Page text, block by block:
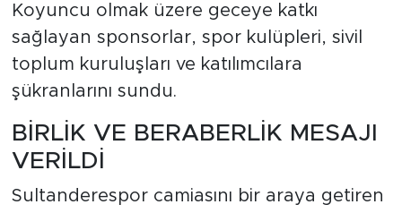
Koyuncu olmak üzere geceye katkı
sağlayan sponsorlar, spor kulüpleri, sivil
toplum kuruluşları ve katılımcılara
şükranlarını sundu.
BİRLİK VE BERABERLİK MESAJI
VERİLDİ
Sultanderespor camiasını bir araya getiren